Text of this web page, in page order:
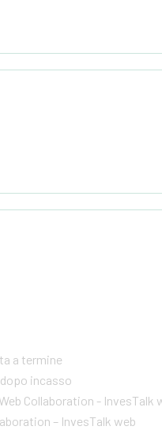
a termine
incasso
Collaboration - InvesTalk
– InvesTalk web